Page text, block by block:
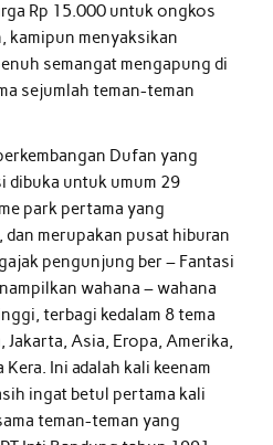
Rp 15.000 untuk ongkos
kamipun menyaksikan
semangat mengapung di
sejumlah teman-teman
Dufan yang
dibuka untuk umum 29
park pertama yang
merupakan pusat hiburan
pengunjung ber – Fantasi
wahana – wahana
terbagi kedalam 8 tema
Jakarta, Asia, Eropa, Amerika,
Ini adalah kali keenam
ingat betul pertama kali
teman-teman yang